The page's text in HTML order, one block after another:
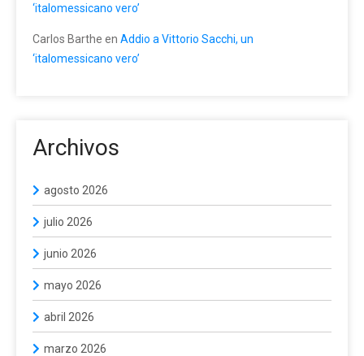
‘italomessicano vero’
Carlos Barthe en Addio a Vittorio Sacchi, un
‘italomessicano vero’
Archivos
agosto 2026
julio 2026
junio 2026
mayo 2026
abril 2026
marzo 2026